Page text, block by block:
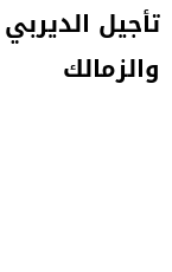
تأجيل
والزمالك